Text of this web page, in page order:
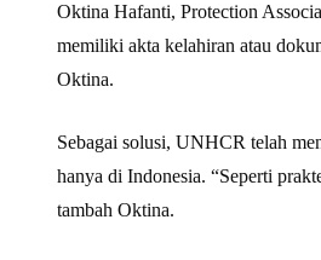
Oktina Hafanti, Protection
memiliki akta kelahiran atau
Oktina.
Sebagai solusi, UNHCR telah
hanya di Indonesia. “Seperti
tambah Oktina.